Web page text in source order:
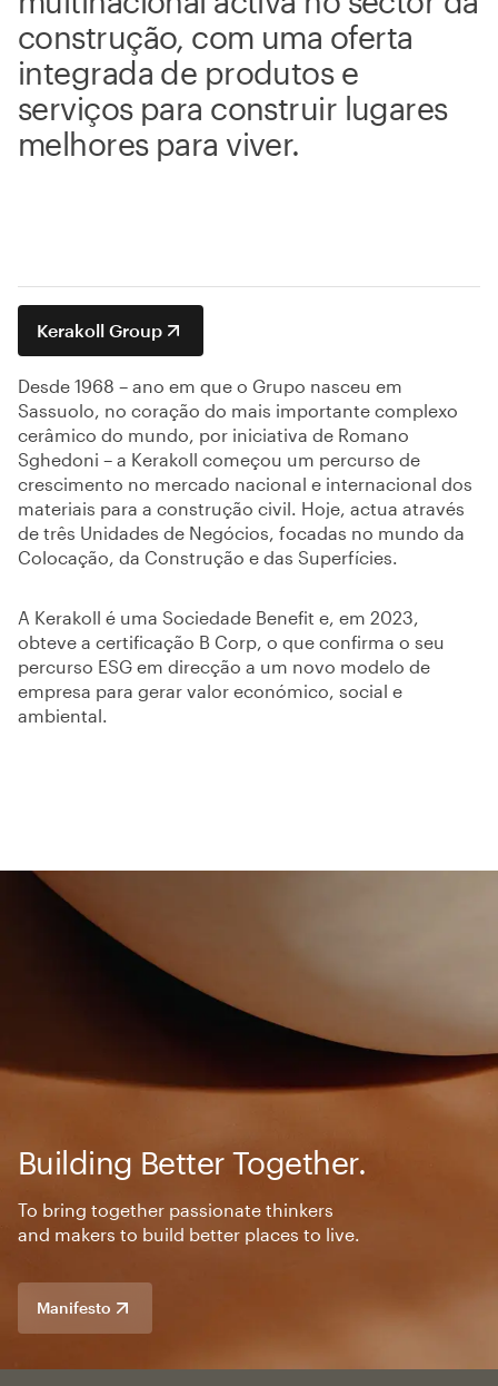
construção, com uma oferta
integrada de produtos e
serviços para construir lugares
melhores para viver.
Kerakoll Group
Desde 1968 – ano em que o Grupo nasceu em
Sassuolo, no coração do mais importante complexo
cerâmico do mundo, por iniciativa de Romano
Sghedoni – a Kerakoll começou um percurso de
crescimento no mercado nacional e internacional dos
materiais para a construção civil. Hoje, actua através
de três Unidades de Negócios, focadas no mundo da
Colocação, da Construção e das Superfícies.
A Kerakoll é uma Sociedade Benefit e, em 2023,
obteve a certificação B Corp, o que confirma o seu
percurso ESG em direcção a um novo modelo de
empresa para gerar valor económico, social e
ambiental.
Building Better Together.
To bring together passionate thinkers
and makers to build better places to live.
Manifesto